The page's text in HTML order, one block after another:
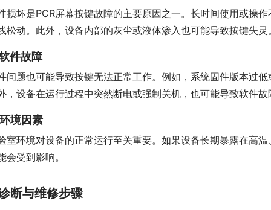
损坏是PCR屏幕按键故障的主要原因之一。长时间使用或操
松动。此外，设备内部的灰尘或液体渗入也可能导致按键失灵
件故障
问题也可能导致按键无法正常工作。例如，系统固件版本过
，设备在运行过程中突然断电或强制关机，也可能导致软件故
境因素
室环境对设备的正常运行至关重要。如果设备长期暴露在高
会受到影响。
断与维修步骤